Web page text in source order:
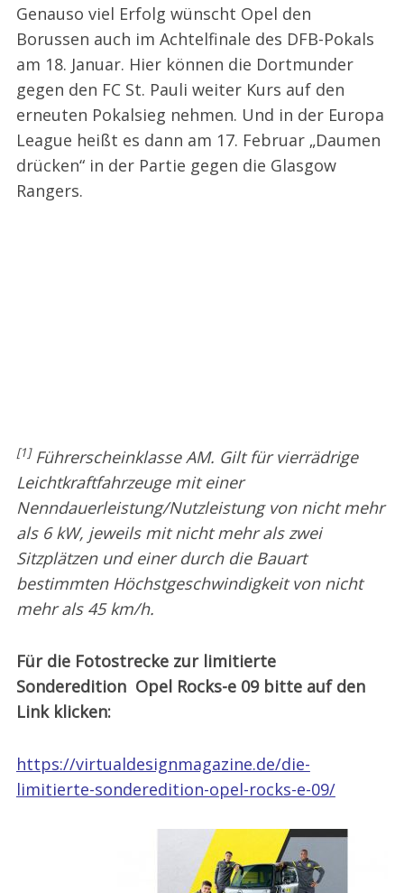
Genauso viel Erfolg wünscht Opel den
Borussen auch im Achtelfinale des DFB-Pokals
am 18. Januar. Hier können die Dortmunder
gegen den FC St. Pauli weiter Kurs auf den
erneuten Pokalsieg nehmen. Und in der Europa
League heißt es dann am 17. Februar „Daumen
drücken“ in der Partie gegen die Glasgow
Rangers.
[1]Führerscheinklasse AM. Gilt für vierrädrige
Leichtkraftfahrzeuge mit einer
Nenndauerleistung/Nutzleistung von nicht mehr
als 6 kW, jeweils mit nicht mehr als zwei
Sitzplätzen und einer durch die Bauart
bestimmten Höchstgeschwindigkeit von nicht
mehr als 45 km/h.
Für die Fotostrecke zur limitierte
Sonderedition Opel Rocks-e 09 bitte auf den
Link klicken:
https://virtualdesignmagazine.de/die-
limitierte-sonderedition-opel-rocks-e-09/